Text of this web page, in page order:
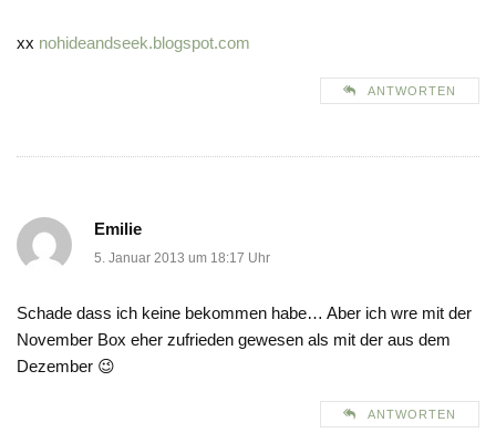
xx nohideandseek.blogspot.com
ANTWORTEN
Emilie
5. Januar 2013 um 18:17 Uhr
Schade dass ich keine bekommen habe… Aber ich wre mit der
November Box eher zufrieden gewesen als mit der aus dem
Dezember 😉
ANTWORTEN